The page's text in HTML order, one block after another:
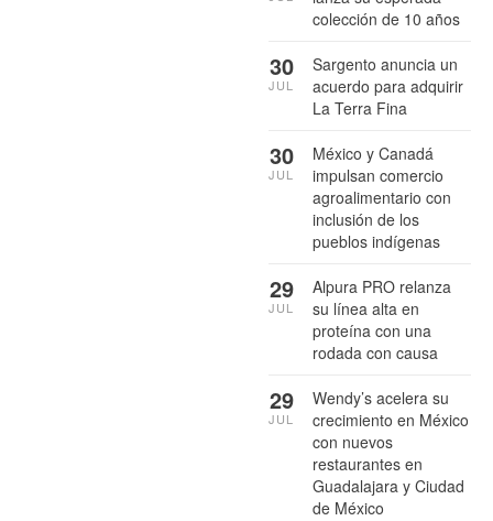
colección de 10 años
Sargento anuncia un
acuerdo para adquirir
La Terra Fina
30
JUL
México y Canadá
impulsan comercio
agroalimentario con
inclusión de los
pueblos indígenas
30
JUL
Alpura PRO relanza
su línea alta en
proteína con una
rodada con causa
29
JUL
Wendy’s acelera su
crecimiento en México
con nuevos
restaurantes en
Guadalajara y Ciudad
de México
29
JUL